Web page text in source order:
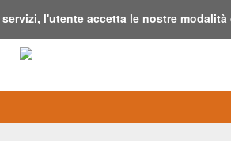
l'utente accetta le nostre